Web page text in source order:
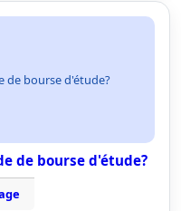
de bourse d'étude?
de bourse d'étude?